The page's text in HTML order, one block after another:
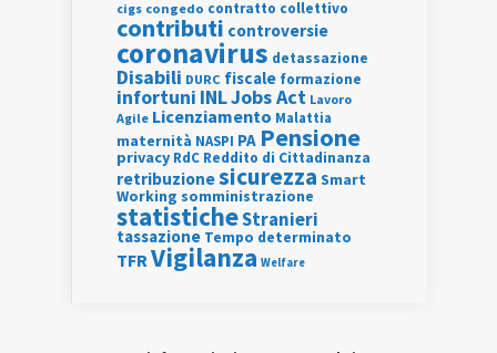
cigs congedo contratto collettivo
contributi controversie
coronavirus detassazione
Disabili DURC fiscale formazione
infortuni INLJobs Act Lavoro
Agile Licenziamento Malattia
maternità NASPI PA Pensione
privacy RdC Reddito di Cittadinanza
retribuzionesicurezza Smart
Working somministrazione
statisticheStranieri
tassazione Tempo determinato
TFRVigilanza Welfare